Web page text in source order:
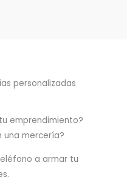
personalizadas
tu emprendimiento?
una mercería?
a armar tu